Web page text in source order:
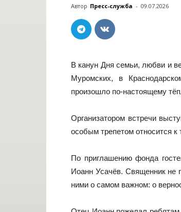
Автор Пресс-служба - 09.07.2026
В канун Дня семьи, любви и
Муромских, в
произошло по-настоящему
Организатором встречи
особым трепетом относится к
По приглашению фонда
Иоанн Усачёв. Священник не
ними о самом важном: о